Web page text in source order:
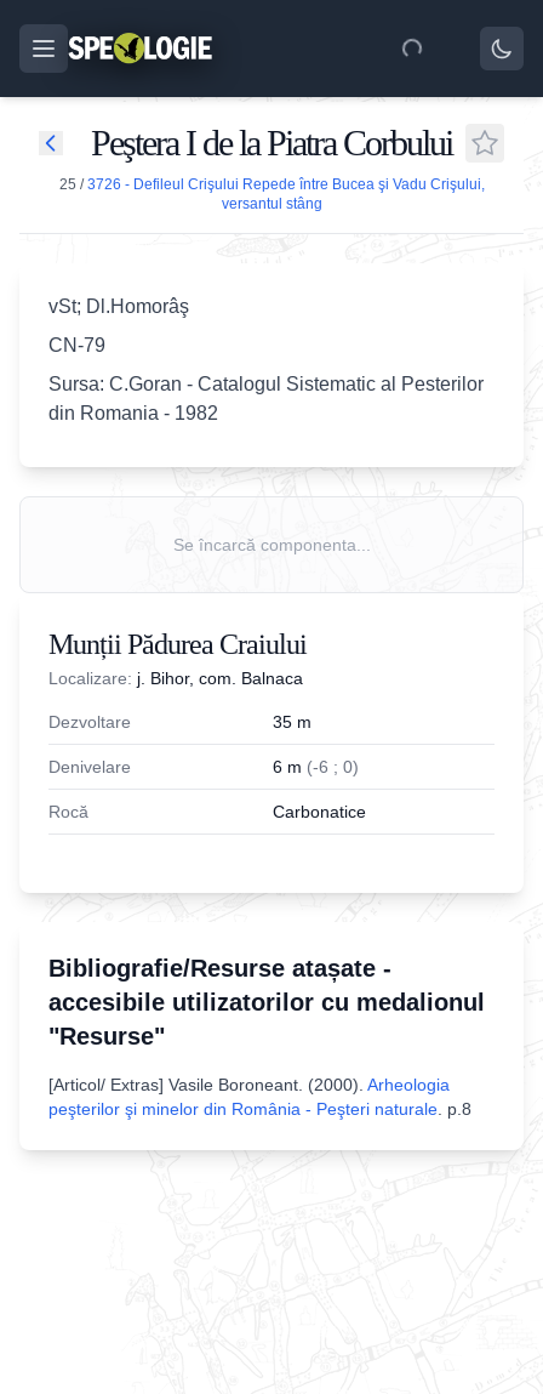
Peştera I de la Piatra Corbului
25 /3726 - Defileul Crişului Repede între Bucea şi Vadu Crişului,
versantul stâng
vSt; Dl.Homorâş
CN-79
Sursa: C.Goran - Catalogul Sistematic al Pesterilor
din Romania - 1982
Se încarcă componenta...
Munții Pădurea Craiului
Localizare: j. Bihor, com. Balnaca
Dezvoltare 35 m
Denivelare 6 m (-6 ; 0)
Rocă Carbonatice
Bibliografie/Resurse atașate -
accesibile utilizatorilor cu medalionul
"Resurse"
[Articol/ Extras] Vasile Boroneant . (2000). Arheologia
peşterilor şi minelor din România - Peşteri naturale p.8